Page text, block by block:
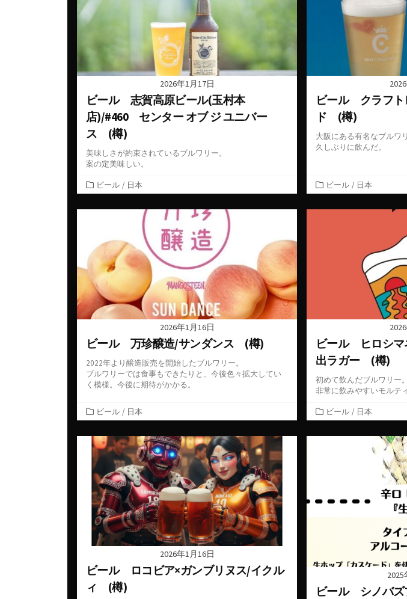
シャンパーニュ
ブルゴーニュ
プロヴァンス
ボルドー
ラングドック・ルシヨン
ロワール
ポルトガル
マルタ共和国
メキシコ
ルーマニア
ロシア
南アフリカ
日本
日本
韓国
2026年1月17日
ビール 志賀高原ビール(玉村本
店)/#460 センター オブ ジ ユニバー
ス (樽)
美味しさが約束されているブルワリー。
案の定美味しい。
カ
テ
ゴ
ビール / 日本
ビール クラフト
ド (樽)
大阪にある有名なブルワリ
久しぶりに飲んだ。
カ
テ
ゴ
ビール / 日本
2026年1月16日
ビール 万珍醸造/サンダンス (樽)
2022年より醸造販売を開始したブルワリー。
ブルワリーでは食事もできたりと、今後色々拡大してい
く模様。今後に期待がかかる。
カ
テ
ゴ
リ
ー
ビール / 日本
ビール ヒロシマ
出ラガー (樽)
初めて飲んだブルワリー。
非常に飲みやすいモルテ
カ
テ
ゴ
ビール / 日本
2026年1月16日
ビール ロコビア×ガンブリヌス/イクル
ィ (樽)
2025
ビール シノバズ